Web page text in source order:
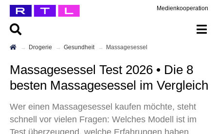
Medienkooperation
Drogerie Gesundheit Massagesessel
Massagesessel Test 2026 • Die 8
besten Massagesessel im Vergleich
Wer einen Massagesessel kaufen möchte, steht
schnell vor vielen Fragen: Welches Modell ist im
Test überzeugend, welche Erfahrungen haben